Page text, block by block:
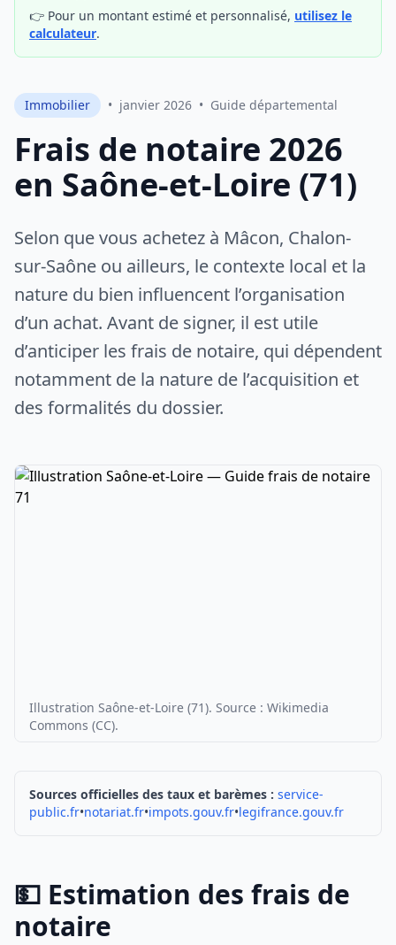
👉 Pour un montant estimé et personnalisé, utilisez le
calculateur.
Immobilier • janvier 2026 • Guide départemental
Frais de notaire 2026
en Saône-et-Loire (71)
Selon que vous achetez à Mâcon, Chalon-
sur-Saône ou ailleurs, le contexte local et la
nature du bien influencent l’organisation
d’un achat. Avant de signer, il est utile
d’anticiper les frais de notaire, qui dépendent
notamment de la nature de l’acquisition et
des formalités du dossier.
Illustration Saône-et-Loire (71). Source : Wikimedia
Commons (CC).
Sources officielles des taux et barèmes : service-
public.fr•notariat.fr•impots.gouv.fr•legifrance.gouv.fr
💵 Estimation des frais de
notaire